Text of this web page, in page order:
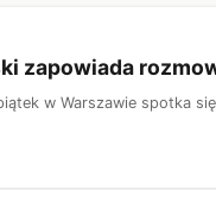
zapowiada
w Warszawie spotka